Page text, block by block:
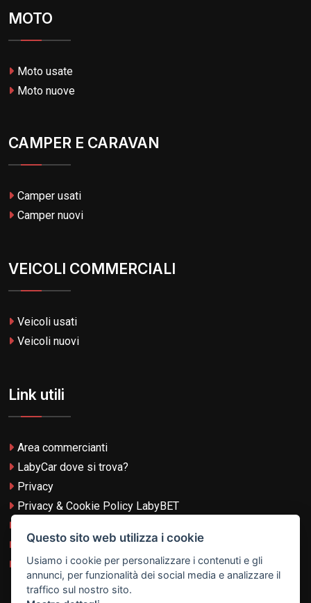
MOTO
Moto usate
Moto nuove
CAMPER E CARAVAN
Camper usati
Camper nuovi
VEICOLI COMMERCIALI
Veicoli usati
Veicoli nuovi
Link utili
Area commercianti
LabyCar dove si trova?
Privacy
Privacy & Cookie Policy LabyBET
Termini e Condizioni LabyBET
Login con TikTok
Questo sito web utilizza i cookie
Usiamo i cookie per personalizzare i contenuti e gli
annunci, per funzionalità dei social media e analizzare il
traffico sul nostro sito.